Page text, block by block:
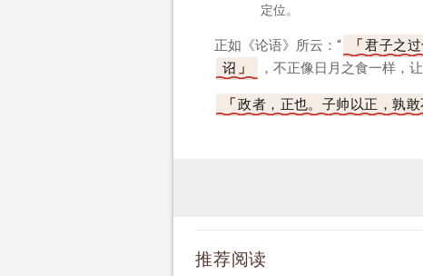
定位。
正如《论语》所云：“ 君子之
诏
，不正像日月之食一样，
政者，正也。子帅以正，孰敢
推荐阅读